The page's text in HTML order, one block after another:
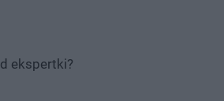
ekspertki?